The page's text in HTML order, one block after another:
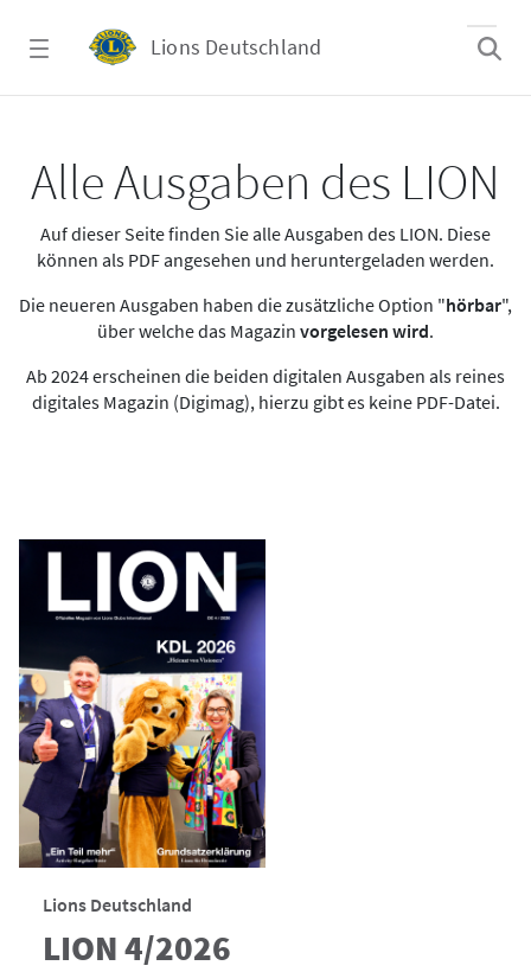
Lions Deutschland
Alle Ausgaben des LION
Auf dieser Seite finden Sie alle Ausgaben des LION. Diese
können als PDF angesehen und heruntergeladen werden.
Die neueren Ausgaben haben die zusätzliche Option "hörbar",
über welche das Magazin vorgelesen wird.
Ab 2024 erscheinen die beiden digitalen Ausgaben als reines
digitales Magazin (Digimag), hierzu gibt es keine PDF-Datei.
Lions Deutschland
LION 4/2026